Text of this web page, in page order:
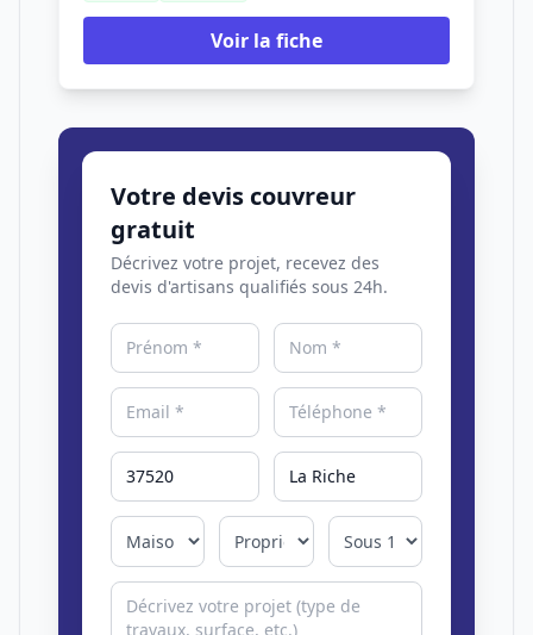
Voir la fiche
Votre devis couvreur
gratuit
Décrivez votre projet, recevez des
devis d'artisans qualifiés sous 24h.